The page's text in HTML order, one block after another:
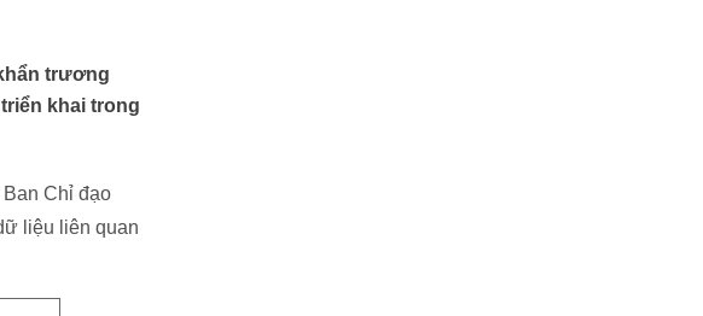
trương
khai trong
Chỉ đạo
liệu liên quan